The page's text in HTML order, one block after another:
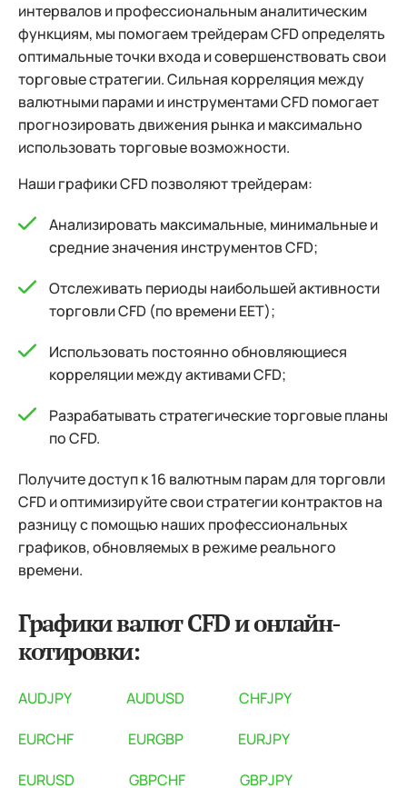
интервалов и профессиональным аналитическим
функциям, мы помогаем трейдерам CFD определять
оптимальные точки входа и совершенствовать свои
торговые стратегии. Сильная корреляция между
валютными парами и инструментами CFD помогает
прогнозировать движения рынка и максимально
использовать торговые возможности.
Наши графики CFD позволяют трейдерам:
Анализировать максимальные, минимальные и
средние значения инструментов CFD;
Отслеживать периоды наибольшей активности
торговли CFD (по времени EET);
Использовать постоянно обновляющиеся
корреляции между активами CFD;
Разрабатывать стратегические торговые планы
по CFD.
Получите доступ к 16 валютным парам для торговли
CFD и оптимизируйте свои стратегии контрактов на
разницу с помощью наших профессиональных
графиков, обновляемых в режиме реального
времени.
Графики валют CFD и онлайн-
котировки:
AUDJPY AUDUSD CHFJPY
EURCHF EURGBP EURJPY
EURUSD GBPCHF GBPJPY